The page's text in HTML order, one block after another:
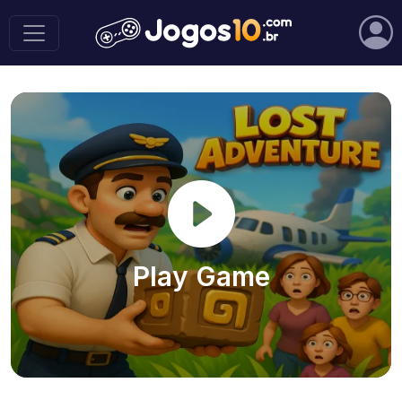
Play Game